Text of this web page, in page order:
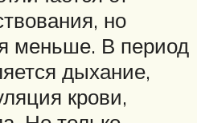
но
меньше. В период
дыхание,
крови,